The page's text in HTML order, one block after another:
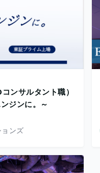
ンサルタント職）
ジンに。～
ンズ